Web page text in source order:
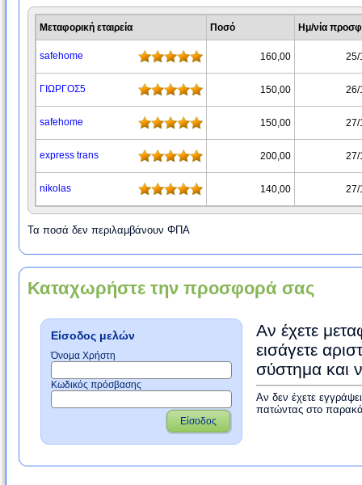
Μεταφορική εταιρεία Ποσό Ημ/νία
safehome 160,00 25/
ΓΙΩΡΓΟΣ5 150,00 26/
safehome 150,00 27/
express trans 200,00 27/
nikolas 140,00 27/
Τα ποσά δεν περιλαμβάνουν ΦΠΑ
Καταχωρήστε την προσφορά σας
Είσοδος μελών
Όνομα Χρήστη
Κωδικός πρόσβασης
Είσοδος
Αν έχετε
εισάγετε
σύστημα και
Αν δεν έχετε
πατώντας στο